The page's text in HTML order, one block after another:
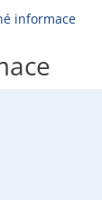
informace